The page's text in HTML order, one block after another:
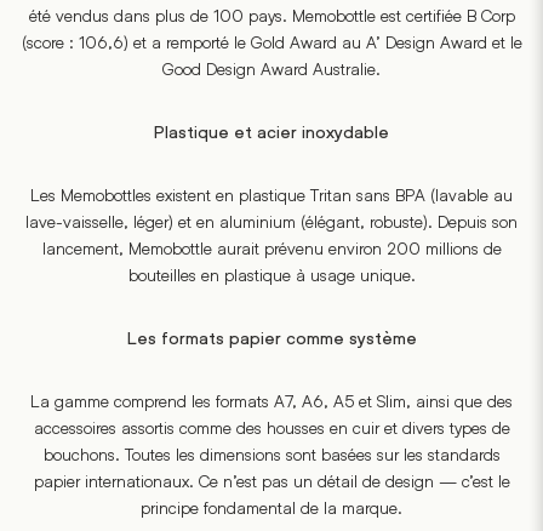
été vendus dans plus de 100 pays. Memobottle est certifiée B Corp
(score : 106,6) et a remporté le Gold Award au A’ Design Award et le
Good Design Award Australie.
Plastique et acier inoxydable
Les Memobottles existent en plastique Tritan sans BPA (lavable au
lave-vaisselle, léger) et en aluminium (élégant, robuste). Depuis son
lancement, Memobottle aurait prévenu environ 200 millions de
bouteilles en plastique à usage unique.
Les formats papier comme système
La gamme comprend les formats A7, A6, A5 et Slim, ainsi que des
accessoires assortis comme des housses en cuir et divers types de
bouchons. Toutes les dimensions sont basées sur les standards
papier internationaux. Ce n’est pas un détail de design — c’est le
principe fondamental de la marque.